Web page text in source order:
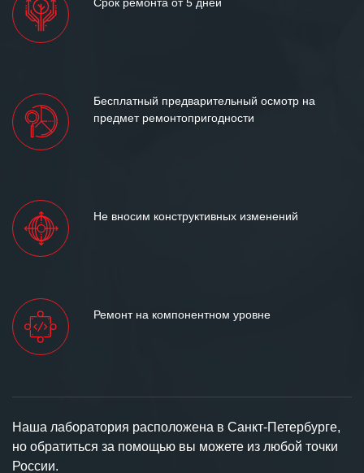
Бесплатный предварительный осмотр на
предмет ремонтопригодности
Не вносим конструктивных изменений
Ремонт на компонентном уровне
Наша лаборатория расположена в Санкт-Петербурге,
но обратиться за помощью вы можете из любой точки
России.